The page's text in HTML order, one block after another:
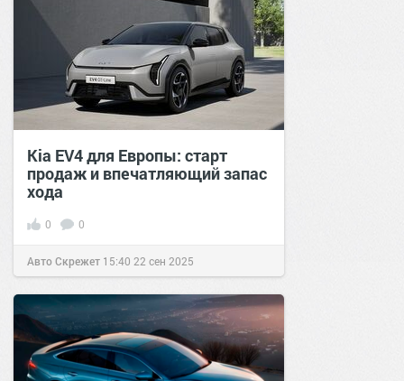
Kia EV4 для Европы: старт
продаж и впечатляющий запас
хода
0 0
Авто Скрежет 15:40 22 сен 2025